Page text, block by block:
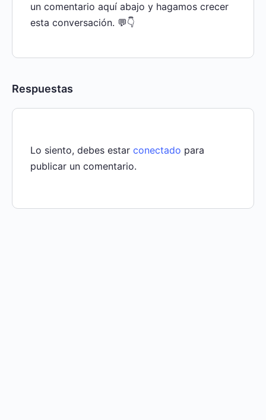
un comentario aquí abajo y hagamos crecer
esta conversación. 💬👇
Respuestas
Lo siento, debes estar conectado para
publicar un comentario.